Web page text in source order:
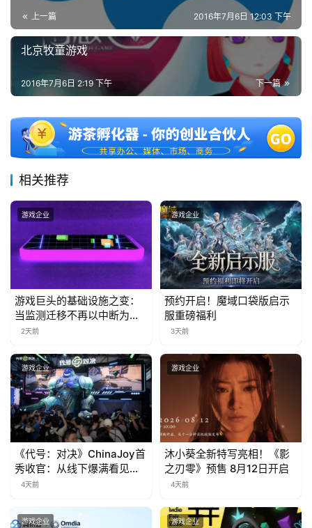
游
戏
第
十
三
金
茶
奖
7
月
3
0
日
游
茶
对
上一篇 2016年7月6日 12:03 下午
北京牧童游戏
下一篇
2016年7月6日 2:19 下午
相关推荐
游戏企业
游戏巨头的基础设施之变：
当监测迁移不再以中断为代
价2天前
游戏企业
预约开启！魔域口袋版启示
服重磅福利
3天前
游戏企业
《代号：对决》ChinaJoy首
秀收官：从线下爆满看见玩
家的真实期待
4天前
游戏企业
沐小葵全新特写亮相！《影
之刃零》预售 8月12日开启
4天前
游戏企业 游戏企业